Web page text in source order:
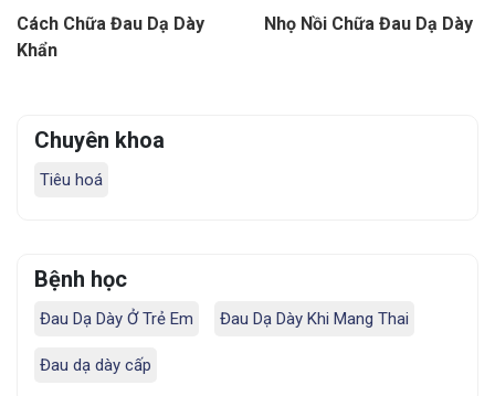
Cách Chữa Đau Dạ Dày
Khẩn
Nhọ Nồi Chữa Đau Dạ Dày
Chuyên khoa
Tiêu hoá
Bệnh học
Đau Dạ Dày Ở Trẻ Em Đau Dạ Dày Khi Mang Thai
Đau dạ dày cấp